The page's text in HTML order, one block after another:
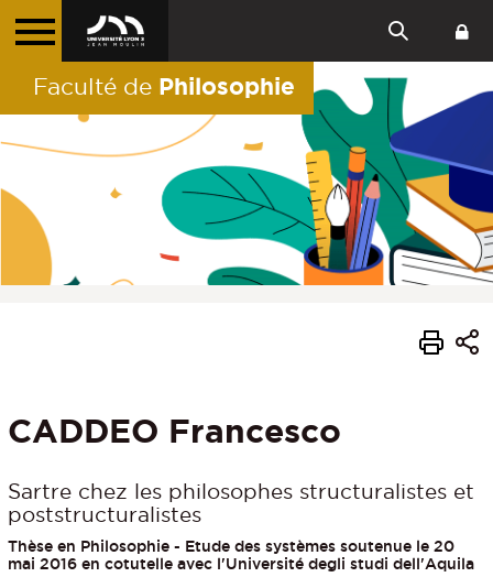
Faculté de Philosophie
CADDEO Francesco
Sartre chez les philosophes structuralistes et
poststructuralistes
Thèse en Philosophie - Etude des systèmes soutenue le 20
mai 2016 en cotutelle avec l'Université degli studi dell'Aquila